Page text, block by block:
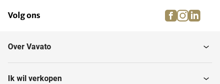
Tandwiel brootmachines Tandwielsteekmachines
Volg ons facebook
Over Vavato
Ik wil verkopen